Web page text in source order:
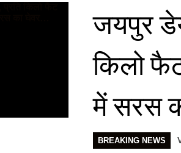
जयपुर
किलो
में सरस
BREAKING NEWS